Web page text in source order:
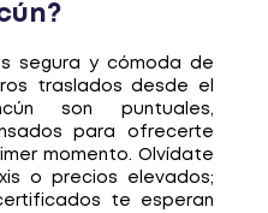
segura y cómoda de
traslados desde el
son puntuales,
para ofrecerte
momento. Olvídate
o precios elevados;
te esperan